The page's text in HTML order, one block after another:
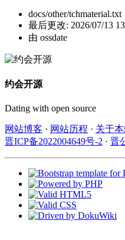
docs/other/tchmaterial.txt
最后更改: 2026/07/13
由 ossdate
约会开源
Dating with open source
网站博客 · 网站历程 · 关于
晋ICP备2022004649号-2 · 晋